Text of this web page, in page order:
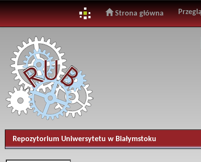
navigation
Strona główna
Repozytorium Uniwersytetu w Białymstoku